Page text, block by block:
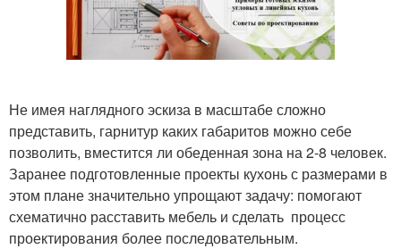
Не имея наглядного эскиза в масштабе сложно
представить, гарнитур каких габаритов можно себе
позволить, вместится ли обеденная зона на 2-8 человек.
Заранее подготовленные проекты кухонь с размерами в
этом плане значительно упрощают задачу: помогают
схематично расставить мебель и сделать процесс
проектирования более последовательным.